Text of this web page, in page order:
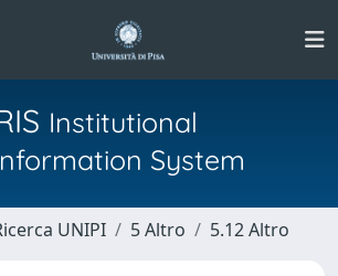
Institutional
System
UNIPI 5 Altro 5.12 Altro